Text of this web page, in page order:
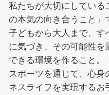
私たちが大切にしている
の本気の向き合うこと」
子どもから大人まで、す
に気づき、その可能性
できる環境を作ること。
スポーツを通じて、心
ネスライフを実現するお